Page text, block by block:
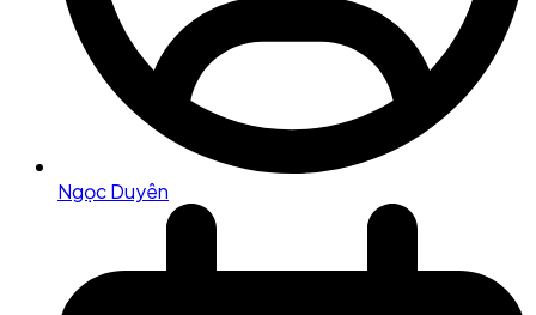
Ngọc Duyên